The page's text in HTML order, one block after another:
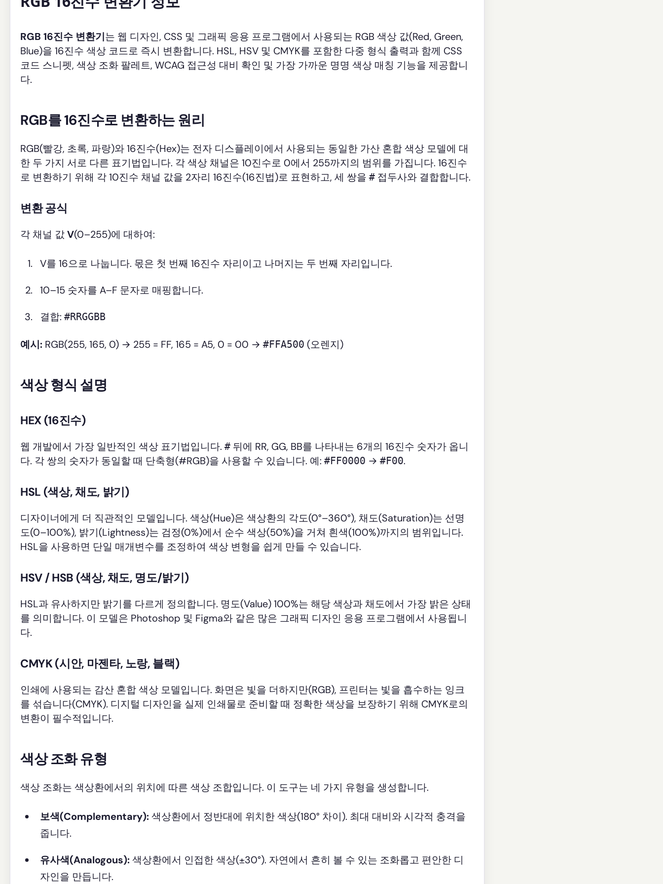
RGB 16진수 변환기는 웹 디자인, CSS 및 그래픽 응용 프로그램에서 사용되는 RGB 색상 값(Red, Green,
Blue)을 16진수 색상 코드로 즉시 변환합니다. HSL, HSV 및 CMYK를 포함한 다중 형식 출력과 함께 CSS
코드 스니펫, 색상 조화 팔레트, WCAG 접근성 대비 확인 및 가장 가까운 명명 색상 매칭 기능을 제공합니
다.
RGB를 16진수로 변환하는 원리
RGB(빨강, 초록, 파랑)와 16진수(Hex)는 전자 디스플레이에서 사용되는 동일한 가산 혼합 색상 모델에 대
한 두 가지 서로 다른 표기법입니다. 각 색상 채널은 10진수로 0에서 255까지의 범위를 가집니다. 16진수
로 변환하기 위해 각 10진수 채널 값을 2자리 16진수(16진법)로 표현하고, 세 쌍을 # 접두사와 결합합니다.
변환 공식
각 채널 값V(0–255)에 대하여:
V를 16으로 나눕니다. 몫은 첫 번째 16진수 자리이고 나머지는 두 번째 자리입니다.
10–15 숫자를 A–F 문자로 매핑합니다.
결합: #RRGGBB
예시: RGB(255, 165, 0) → 255 = FF, 165 = A5, 0 = 00 → #FFA500 (오렌지)
색상 형식 설명
HEX (16진수)
웹 개발에서 가장 일반적인 색상 표기법입니다. # 뒤에 RR, GG, BB를 나타내는 6개의 16진수 숫자가 옵니
다. 각 쌍의 숫자가 동일할 때 단축형(#RGB)을 사용할 수 있습니다. 예: #FF0000 → #F00.
HSL (색상, 채도, 밝기)
디자이너에게 더 직관적인 모델입니다. 색상(Hue)은 색상환의 각도(0°–360°), 채도(Saturation)는 선명
도(0–100%), 밝기(Lightness)는 검정(0%)에서 순수 색상(50%)을 거쳐 흰색(100%)까지의 범위입니다.
HSL을 사용하면 단일 매개변수를 조정하여 색상 변형을 쉽게 만들 수 있습니다.
HSV / HSB (색상, 채도, 명도/밝기)
HSL과 유사하지만 밝기를 다르게 정의합니다. 명도(Value) 100%는 해당 색상과 채도에서 가장 밝은 상태
를 의미합니다. 이 모델은 Photoshop 및 Figma와 같은 많은 그래픽 디자인 응용 프로그램에서 사용됩니
다.
CMYK (시안, 마젠타, 노랑, 블랙)
인쇄에 사용되는 감산 혼합 색상 모델입니다. 화면은 빛을 더하지만(RGB), 프린터는 빛을 흡수하는 잉크
를 섞습니다(CMYK). 디지털 디자인을 실제 인쇄물로 준비할 때 정확한 색상을 보장하기 위해 CMYK로의
변환이 필수적입니다.
색상 조화 유형
색상 조화는 색상환에서의 위치에 따른 색상 조합입니다. 이 도구는 네 가지 유형을 생성합니다.
보색(Complementary):색상환에서 정반대에 위치한 색상(180° 차이). 최대 대비와 시각적 충격을
줍니다.
유사색(Analogous):색상환에서 인접한 색상(±30°). 자연에서 흔히 볼 수 있는 조화롭고 편안한 디
자인을 만듭니다.